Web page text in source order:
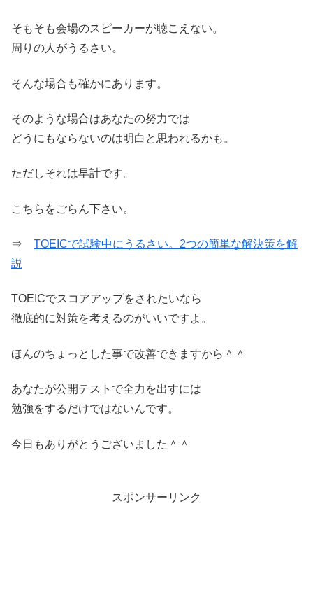
そもそも会場のスピーカーが聴こえない。
周りの人がうるさい。
そんな場合も確かにあります。
そのような場合はあなたの努力では
どうにもならないのは明白と思われるかも。
ただしそれは早計です。
こちらをごらん下さい。
⇒ TOEICで試験中にうるさい。2つの簡単な解決策を解
説
TOEICでスコアアップをされたいなら
徹底的に対策を考えるのがいいですよ。
ほんのちょっとした事で改善できますから＾＾
あなたが公開テストで全力を出すには
勉強をするだけではないんです。
今日もありがとうございました＾＾
スポンサーリンク